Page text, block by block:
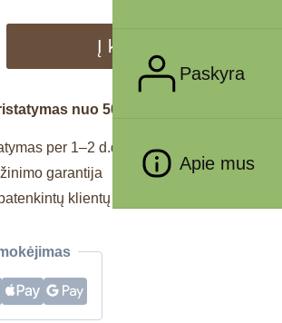
Paskyra
Apie mus
Į krepšelį
nuo 50€
per 1–2 d.d.
garantija
klientų